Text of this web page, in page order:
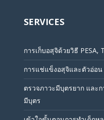
SERVICES
การเก็บอสุจิด้วยวิธี PESA,
การแช่แข็งอสุจิและตัวอ่อน
ตรวจภาวะมีบุตรยาก และ
มีบุตร